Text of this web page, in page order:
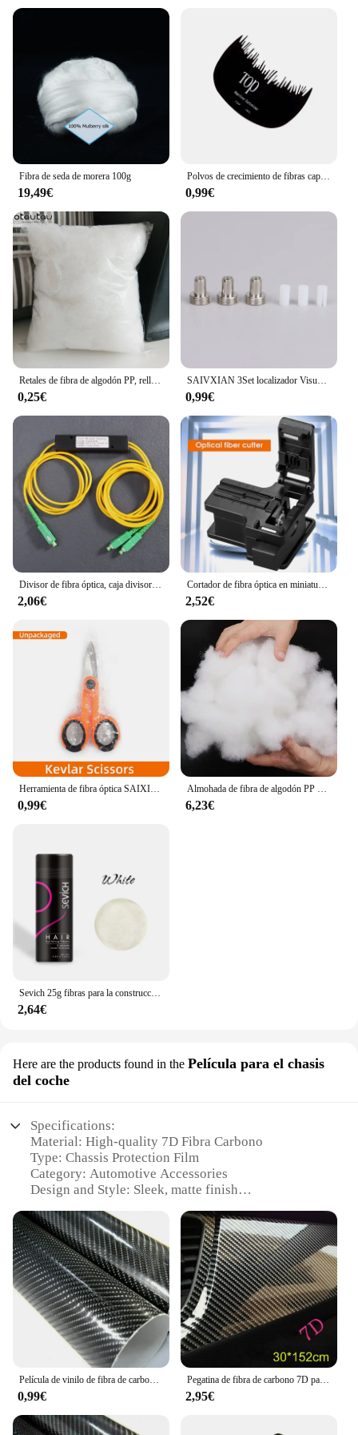
Fibra de seda de morera 100g
19,49€
Polvos de crecimiento de fibras capilares, aplicador de queratina de 9 colores, bomba de pulverización de fibras para construcción del cabello, productos de belleza y salud, 27,5g Toppik
0,99€
Retales de fibra de algodón PP, relleno de almohada DIY, juguetes de muñeca, PUF de sofá, artesanía rellena de poliéster, Stoffen, 50g
0,25€
SAIVXIAN 3Set localizador Visual de fallos de fibra óptica de alta calidad tubo de cerámica y accesorios de piezas de repuesto de cabezal de Metal
0,99€
Divisor de fibra óptica, caja divisora cónica de 1 a 2 FTTH, accesorios de computadora SC/APC
2,06€
Cortador de fibra óptica en miniatura, herramienta automática de retorno FTTH, conexión en frío, cuchilla de fibra, Material plástico, AUA-X01
2,52€
Herramienta de fibra óptica SAIXIAN, tijeras de aramida, tijeras peladoras de fibra, herramienta manual de fibra óptica
0,99€
Almohada de fibra de algodón PP suave Natural para muñecas, Material de relleno de cojín de alta calidad, 200g, X4008
6,23€
Sevich 25g fibras para la construcción del cabello en polvo productos para la caída del cabello extensión calva espesar tarro de spray para el cabello queratina
2,64€
Here are the products found in the Película para el chasis
del coche
Specifications:
Material: High-quality 7D Fibra Carbono
Type: Chassis Protection Film
Category: Automotive Accessories
Design and Style: Sleek, matte finish
impacts
Typical Adaptive Scenario: Ideal for various car
models
Shape or Size or Weight or Quantity: Pre-cut to fit
standard chassis dimensions
Performance and Property: Exceptional durability
and flexibility
Features:
|Wholesale|Vendors|
**Enhanced Protection for Your Vehicle**
The Fibra Carbono 7d Chassis Protection Film is a
must-have for car enthusiasts and owners who
Película de vinilo de fibra de carbono 7D, pegatina de vinilo para envolver, rollo de hoja de envoltura de coche brillante, calcomanías, accesorios de estilo para coche
0,99€
Pegatina de fibra de carbono 7D para coche, cuerpo de película que cambia de Color, 5d, 6D, película Interior de fibra de carbono de alto brillo
2,95€